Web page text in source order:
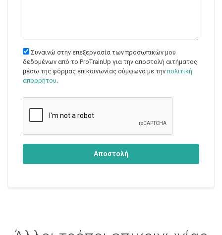
Συναινώ στην επεξεργασία των προσωπικών μου
δεδομένων από το ProTrainUp για την αποστολή αιτήματος
μέσω της φόρμας επικοινωνίας σύμφωνα με τηνπολιτική
απορρήτου.
Αποστολή